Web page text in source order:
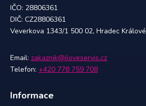
IČO: 28806361
DIČ: CZ28806361
Veverkova 1343/1 500 02, Hradec Králové
Email: zakaznik@iloveservis.cz
Telefon: +420 778 759 708
Informace